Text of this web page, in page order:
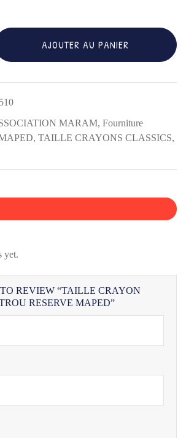
AJOUTER AU PANIER
MARAM, Fourniture
, TAILLE CRAYONS CLASSICS,
yet.
REVIEW “TAILLE CRAYON
RESERVE MAPED”